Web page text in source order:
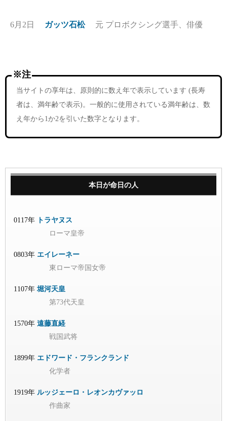
6月2日 ガッツ石松 元 プロボクシング選手、俳優
※注
当サイトの享年は、原則的に数え年で表示しています (長寿
者は、満年齢で表示)。一般的に使用されている満年齢は、数
え年から1か2を引いた数字となります。
本日が命日の人
0117年
トラヤヌス
ローマ皇帝
0803年 エイレーネー
東ローマ帝国女帝
1107年 堀河天皇
第73代天皇
1570年 遠藤直経
戦国武将
1899年 エドワード・フランクランド
化学者
1919年 ルッジェーロ・レオンカヴァッロ
作曲家